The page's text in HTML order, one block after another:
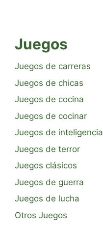
Juegos
Juegos de carreras
Juegos de chicas
Juegos de cocina
Juegos de cocinar
Juegos de inteligencia
Juegos de terror
Juegos clásicos
Juegos de guerra
Juegos de lucha
Otros Juegos